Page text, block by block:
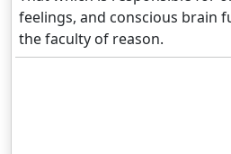
feelings, and conscious brain
the faculty of reason.